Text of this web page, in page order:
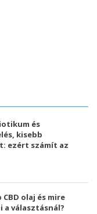
és
kisebb
ezért számít az
olaj és mire
a választásnál?